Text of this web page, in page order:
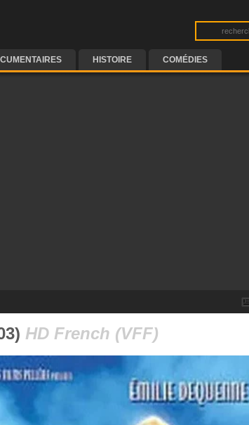
HISTOIRE COMÉDIES
HD French (VFF)